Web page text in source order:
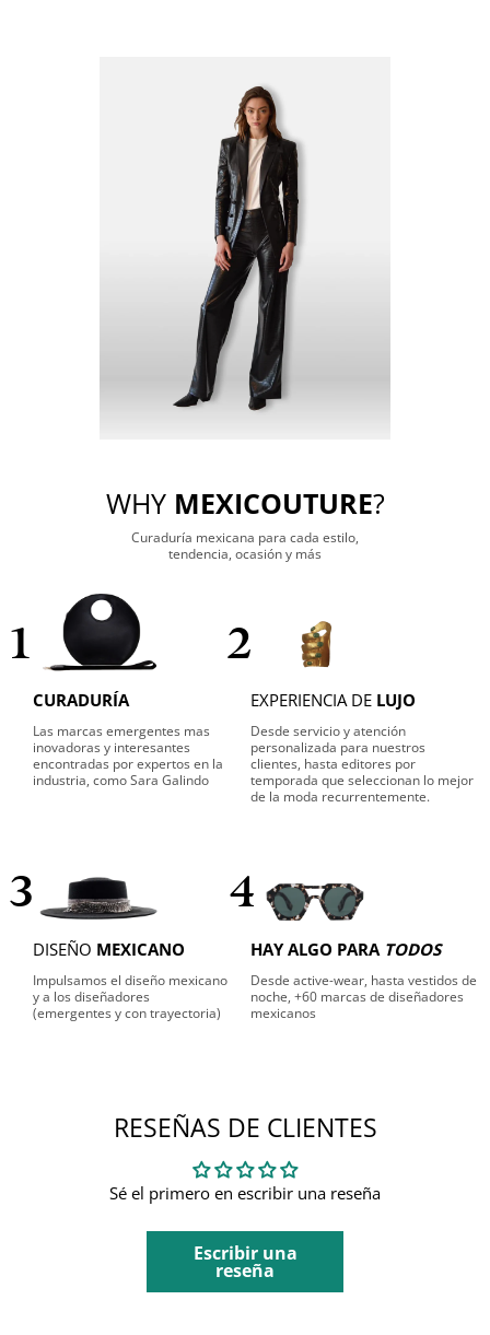
WHY MEXICOUTURE?
Curaduría mexicana para cada estilo,
tendencia, ocasión y más
1
CURADURÍA
Las marcas emergentes mas
inovadoras y interesantes
encontradas por expertos en la
industria, como Sara Galindo
2
EXPERIENCIA DE LUJO
Desde servicio y atención
personalizada para nuestros
clientes, hasta editores por
temporada que seleccionan lo mejor
de la moda recurrentemente.
3
DISEÑO MEXICANO
Impulsamos el diseño mexicano
y a los diseñadores
(emergentes y con trayectoria)
4
HAY ALGO PARA TODOS
Desde active-wear, hasta vestidos de
noche, +60 marcas de diseñadores
mexicanos
RESEÑAS DE CLIENTES
Sé el primero en escribir una reseña
Escribir una
reseña